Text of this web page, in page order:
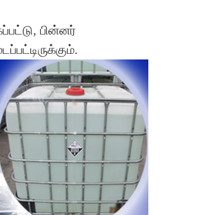
பின்னர்